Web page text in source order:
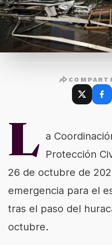
L a
Protección
26 de octubre de
emergencia para el
tras el paso del
octubre.